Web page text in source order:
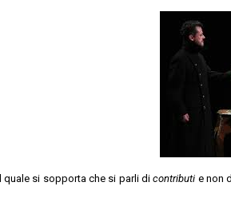
quale si sopporta che si parli dicontributi e non